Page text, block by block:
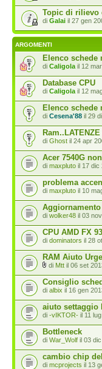
Topic di rilievo
di Galai il 27 gen
ARGOMENTI
Elenco schede
di Caligola il 12
Database CPU
di Caligola il 12
Elenco schede
di Cesena'88 il 29
di Ghost il 24 apr
Acer 7540G
di maxpluto il 17 dic
problema
di maxpluto il 10
di wolker48 il 03
CPU AMD FX
di dominators il 28
RAM Aiuto
di Mtt il 06 set
Consiglio
di albix il 16 gen
aiuto settaggio
di -vIKTOR- il 11
Bottleneck
di War_Wolf il 03
cambio chip
di mcprojects il 13